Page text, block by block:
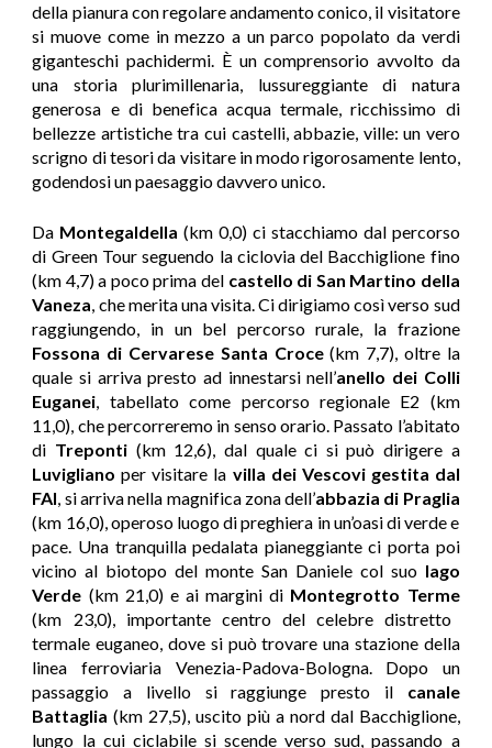
della pianura con regolare andamento conico, il visitatore
si muove come in mezzo a un parco popolato da verdi
giganteschi pachidermi. È un comprensorio avvolto da
una storia plurimillenaria, lussureggiante di natura
generosa e di benefica acqua termale, ricchissimo di
bellezze artistiche tra cui castelli, abbazie, ville: un vero
scrigno di tesori da visitare in modo rigorosamente lento,
godendosi un paesaggio davvero unico.
Da Montegaldella (km 0,0) ci stacchiamo dal percorso
di Green Tour seguendo la ciclovia del Bacchiglione fino
(km 4,7) a poco prima del castello di San Martino della
Vaneza, che merita una visita. Ci dirigiamo così verso sud
raggiungendo, in un bel percorso rurale, la frazione
Fossona di Cervarese Santa Croce(km 7,7), oltre la
quale si arriva presto ad innestarsi nell’anello dei Colli
Euganei, tabellato come percorso regionale E2 (km
11,0), che percorreremo in senso orario. Passato l’abitato
di Treponti (km 12,6), dal quale ci si può dirigere a
Luvigliano per visitare la villa dei Vescovi gestita dal
FAI, si arriva nella magnifica zona dell’abbazia di Praglia
(km 16,0), operoso luogo di preghiera in un’oasi di verde e
pace. Una tranquilla pedalata pianeggiante ci porta poi
vicino al biotopo del monte San Daniele col suo lago
Verde (km 21,0) e ai margini di Montegrotto Terme
(km 23,0), importante centro del celebre distretto
termale euganeo, dove si può trovare una stazione della
linea ferroviaria Venezia-Padova-Bologna. Dopo un
passaggio a livello si raggiunge presto il canale
Battaglia (km 27,5), uscito più a nord dal Bacchiglione,
lungo la cui ciclabile si scende verso sud, passando a